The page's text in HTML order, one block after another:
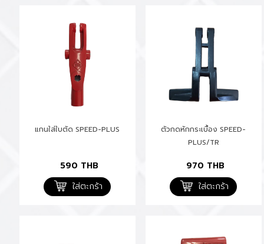
แกนใส่ใบตัด SPEED-PLUS
590 THB
ใส่ตะกร้า
ตัวกดหักกระเบื้อง SPEED-
PLUS/TR
970 THB
ใส่ตะกร้า